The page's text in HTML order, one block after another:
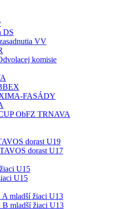
DS
VV
komisie
FASÁDY
ObFZ TRNAVA
dorast U19
dorast U17
U15
U15
A mladší žiaci U13
B mladší žiaci U13